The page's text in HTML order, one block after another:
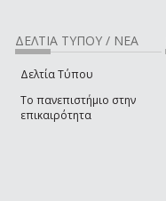
ΔΕΛΤΙΑ ΤΥΠΟΥ / ΝΕΑ
Δελτία Τύπου
Το πανεπιστήμιο στην
επικαιρότητα